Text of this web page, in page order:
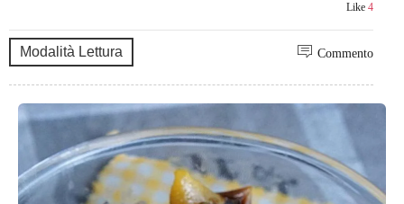
Like 4
Modalità Lettura Commento